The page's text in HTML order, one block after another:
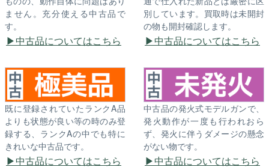
ません。充分使える中古品で
す。
中古品についてはこちら
別しています。買取時は未開封
の物も開封確認します。
中古品についてはこちら
既に登録されていたランクA品
よりも状態が良い等の時のみ登
録する、ランクAの中でも特に
きれいな中古品です。
中古品についてはこちら
中古品の発火式モデルガンで、
発火動作が一度も行われおら
ず、発火に伴うダメージの懸念
がない物です。
中古品についてはこちら